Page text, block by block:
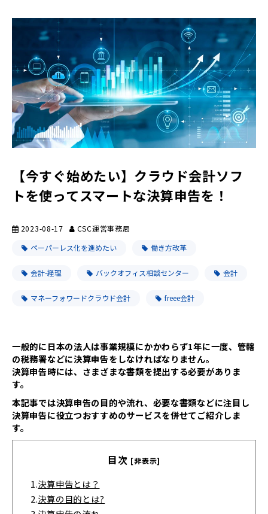
【今すぐ始めたい】クラウド会計ソフ
トを使ってスマートな決算申告を！
2023-08-17
CSC運営事務局
ペーパーレス化を進めたい
働き方改革
会計-経理 バックオフィス相談センター 会計
マネーフォワードクラウド会計 freee会計
一般的に日本の法人は事業規模にかかわらず1年に一度、管轄
の税務署などに決算申告をしなければなりません。
決算申告時には、さまざまな書類を提出する必要がありま
す。
本記事では決算申告の目的や流れ、必要な書類などに注目し
決算申告に役立つおすすめのサービスを併せてご紹介しま
す。
目次 [非表示]
1.決算申告とは？
2.決算の目的とは?